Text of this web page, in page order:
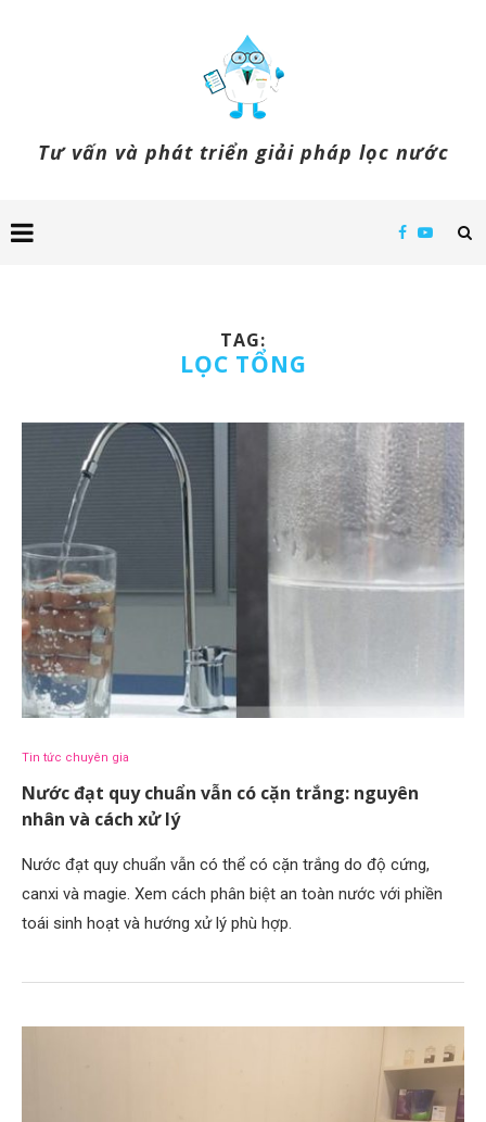
Tư vấn và phát triển giải pháp lọc nước
TAG:
LỌC TỔNG
Tin tức chuyên gia
Nước đạt quy chuẩn vẫn có cặn trắng: nguyên
nhân và cách xử lý
Nước đạt quy chuẩn vẫn có thể có cặn trắng do độ cứng,
canxi và magie. Xem cách phân biệt an toàn nước với phiền
toái sinh hoạt và hướng xử lý phù hợp.